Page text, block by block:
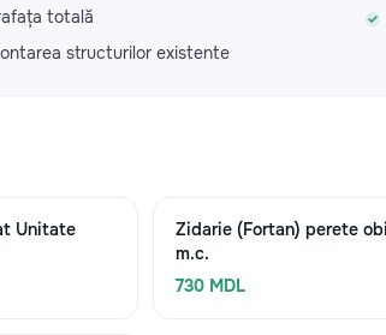
totală
structurilor existente
Unitate
Zidarie (Fortan) perete
m.c.
730 MDL